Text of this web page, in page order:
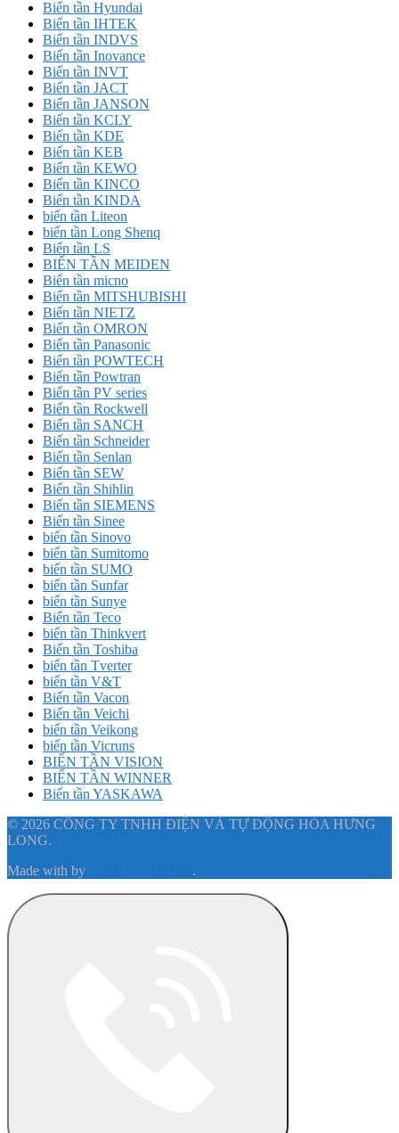
Biến tần Hyundai
Biến tần IHTEK
Biến tần INDVS
Biến tần Inovance
Biến tần INVT
Biến tần JACT
Biến tần JANSON
Biến tần KCLY
Biến tần KDE
Biến tần KEB
Biến tần KEWO
Biến tần KINCO
Biến tần KINDA
biến tần Liteon
biến tần Long Shenq
Biến tần LS
BIẾN TẦN MEIDEN
Biến tần micno
Biến tần MITSHUBISHI
Biến tần NIETZ
Biến tần OMRON
Biến tần Panasonic
Biến tần POWTECH
Biến tần Powtran
Biến tần PV series
Biến tần Rockwell
Biến tần SANCH
Biến tần Schneider
Biến tần Senlan
Biến tần SEW
Biến tần Shihlin
Biến tần SIEMENS
Biến tần Sinee
biến tần Sinovo
biến tần Sumitomo
biến tần SUMO
biến tần Sunfar
biến tần Sunye
Biến tần Teco
biến tần Thinkvert
Biến tần Toshiba
biến tần Tverter
biến tần V&T
Biến tần Vacon
Biến tần Veichi
biến tần Veikong
biến tần Vicruns
BIẾN TẦN VISION
BIẾN TẦN WINNER
Biến tần YASKAWA
© 2026 CÔNG TY TNHH ĐIỆN VÀ TỰ ĐỘNG HÓA HƯNG
LONG.
Made with by .